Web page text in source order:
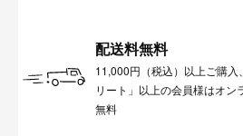
配送料無料
11,000円（税込）以上ご購入
リート」以上の会員様はオン
無料